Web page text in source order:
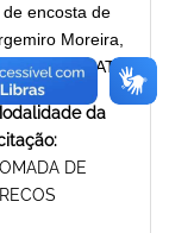
encosta de
Moreira,
CONTRATO
da
DE